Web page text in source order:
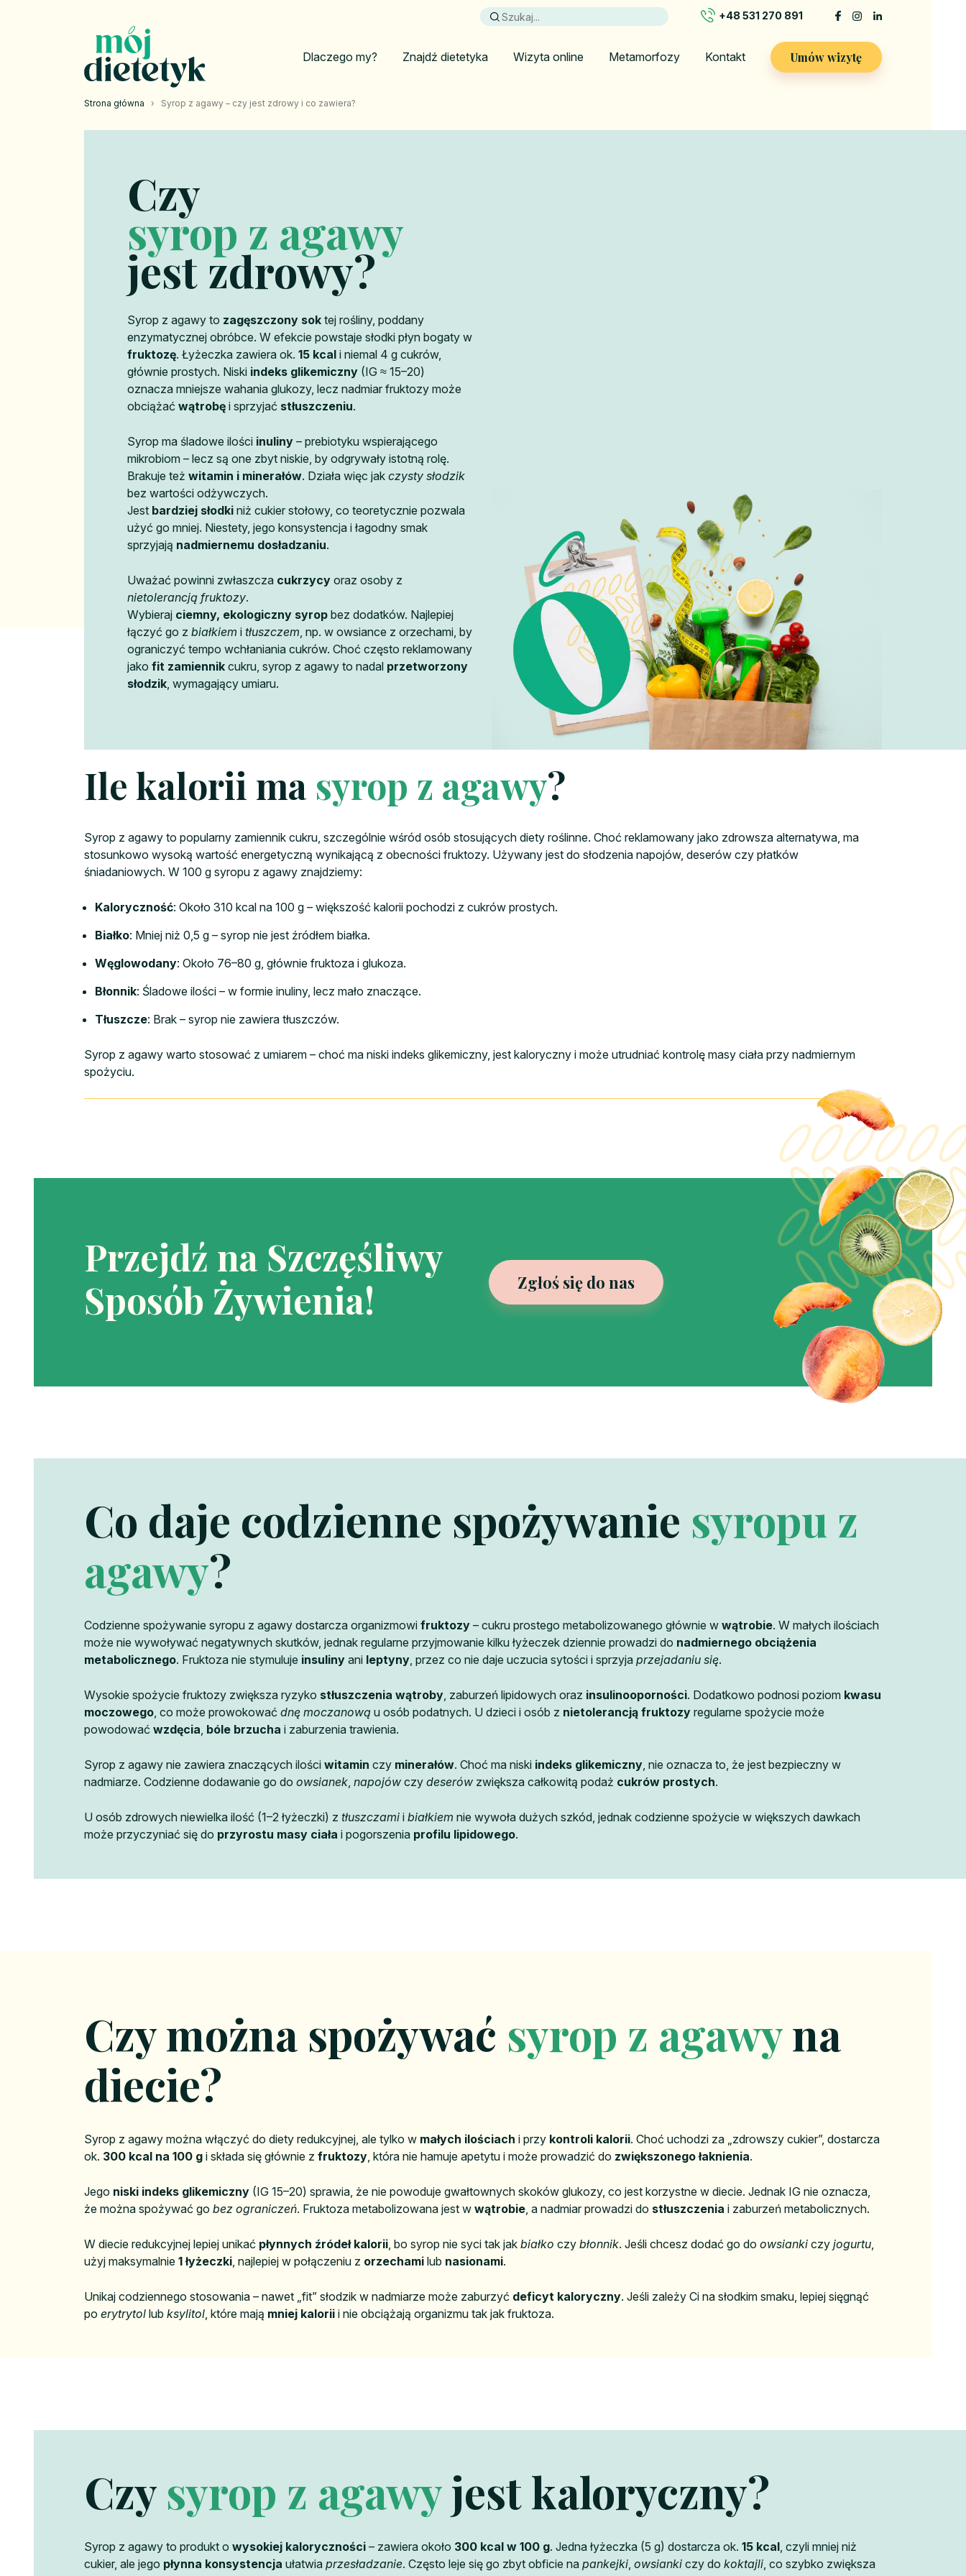
+48 531 270 891
Dlaczego my? Znajdź dietetyka Wizyta online Metamorfozy Kontakt Umów wizytę
Strona główna › Syrop z agawy – czy jest zdrowy i co zawiera?
Czy
syrop z agawy
jest zdrowy?
Syrop z agawy to zagęszczony sok tej rośliny, poddany
enzymatycznej obróbce. W efekcie powstaje słodki płyn bogaty w
fruktozę. Łyżeczka zawiera ok. 15 kcal i niemal 4 g cukrów,
głównie prostych. Niski indeks glikemiczny (IG ≈ 15–20)
oznacza mniejsze wahania glukozy, lecz nadmiar fruktozy może
obciążać wątrobę i sprzyjać stłuszczeniu.
Syrop ma śladowe ilości inuliny – prebiotyku wspierającego
mikrobiom – lecz są one zbyt niskie, by odgrywały istotną rolę.
Brakuje też witamin i minerałów. Działa więc jak czysty słodzik
bez wartości odżywczych.
Jest bardziej słodki niż cukier stołowy, co teoretycznie pozwala
użyć go mniej. Niestety, jego konsystencja i łagodny smak
sprzyjają nadmiernemu dosładzaniu.
Uważać powinni zwłaszcza cukrzycy oraz osoby z
nietolerancją fruktozy.
Wybieraj ciemny, ekologiczny syrop bez dodatków. Najlepiej
łączyć go z białkiem i tłuszczem, np. w owsiance z orzechami, by
ograniczyć tempo wchłaniania cukrów. Choć często reklamowany
jako fit zamiennik cukru, syrop z agawy to nadal przetworzony
słodzik, wymagający umiaru.
Ile kalorii ma syrop z agawy?
Syrop z agawy to popularny zamiennik cukru, szczególnie wśród osób stosujących diety roślinne. Choć reklamowany jako zdrowsza alternatywa, ma
stosunkowo wysoką wartość energetyczną wynikającą z obecności fruktozy. Używany jest do słodzenia napojów, deserów czy płatków
śniadaniowych. W 100 g syropu z agawy znajdziemy:
Kaloryczność: Około 310 kcal na 100 g – większość kalorii pochodzi z cukrów prostych.
Białko: Mniej niż 0,5 g – syrop nie jest źródłem białka.
Węglowodany: Około 76–80 g, głównie fruktoza i glukoza.
Błonnik: Śladowe ilości – w formie inuliny, lecz mało znaczące.
Tłuszcze: Brak – syrop nie zawiera tłuszczów.
Syrop z agawy warto stosować z umiarem – choć ma niski indeks glikemiczny, jest kaloryczny i może utrudniać kontrolę masy ciała przy nadmiernym
spożyciu.
Przejdź na Szczęśliwy
Sposób Żywienia!
Zgłoś się do nas
Co daje codzienne spożywanie syropu z
agawy?
Codzienne spożywanie syropu z agawy dostarcza organizmowi fruktozy – cukru prostego metabolizowanego głównie w wątrobie. W małych ilościach
może nie wywoływać negatywnych skutków, jednak regularne przyjmowanie kilku łyżeczek dziennie prowadzi do nadmiernego obciążenia
metabolicznego. Fruktoza nie stymuluje insuliny ani leptyny, przez co nie daje uczucia sytości i sprzyja przejadaniu się.
Wysokie spożycie fruktozy zwiększa ryzyko stłuszczenia wątroby, zaburzeń lipidowych oraz insulinooporności. Dodatkowo podnosi poziom kwasu
moczowego, co może prowokować dnę moczanową u osób podatnych. U dzieci i osób z nietolerancją fruktozy regularne spożycie może
powodować wzdęcia, bóle brzucha i zaburzenia trawienia.
Syrop z agawy nie zawiera znaczących ilości witamin czy minerałów. Choć ma niski indeks glikemiczny, nie oznacza to, że jest bezpieczny w
nadmiarze. Codzienne dodawanie go do owsianek, napojów czy deserów zwiększa całkowitą podaż cukrów prostych.
U osób zdrowych niewielka ilość (1–2 łyżeczki) z tłuszczami i białkiem nie wywoła dużych szkód, jednak codzienne spożycie w większych dawkach
może przyczyniać się do przyrostu masy ciała i pogorszenia profilu lipidowego.
Czy można spożywać syrop z agawyna
diecie?
Syrop z agawy można włączyć do diety redukcyjnej, ale tylko w małych ilościach i przy kontroli kalorii. Choć uchodzi za „zdrowszy cukier”, dostarcza
ok. 300 kcal na 100 g i składa się głównie z fruktozy, która nie hamuje apetytu i może prowadzić do zwiększonego łaknienia.
Jego niski indeks glikemiczny (IG 15–20) sprawia, że nie powoduje gwałtownych skoków glukozy, co jest korzystne w diecie. Jednak IG nie oznacza,
że można spożywać go bez ograniczeń. Fruktoza metabolizowana jest w wątrobie, a nadmiar prowadzi do stłuszczenia i zaburzeń metabolicznych.
W diecie redukcyjnej lepiej unikać płynnych źródeł kalorii, bo syrop nie syci tak jak białko czy błonnik. Jeśli chcesz dodać go do owsianki czy jogurtu,
użyj maksymalnie 1 łyżeczki, najlepiej w połączeniu z orzechami lub nasionami.
Unikaj codziennego stosowania – nawet „fit” słodzik w nadmiarze może zaburzyć deficyt kaloryczny. Jeśli zależy Ci na słodkim smaku, lepiej sięgnąć
po erytrytol lub ksylitol, które mają mniej kalorii i nie obciążają organizmu tak jak fruktoza.
Czy syrop z agawyjest kaloryczny?
Syrop z agawy to produkt o wysokiej kaloryczności – zawiera około 300 kcal w 100 g. Jedna łyżeczka (5 g) dostarcza ok. 15 kcal, czyli mniej niż
cukier, ale jego płynna konsystencja ułatwia przesładzanie. Często leje się go zbyt obficie na pankejki, owsianki czy do koktajli, co szybko zwiększa